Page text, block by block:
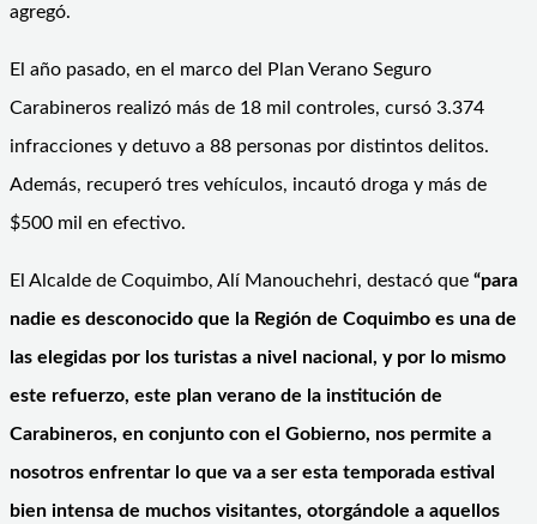
agregó.
El año pasado, en el marco del Plan Verano Seguro
Carabineros realizó más de 18 mil controles, cursó 3.374
infracciones y detuvo a 88 personas por distintos delitos.
Además, recuperó tres vehículos, incautó droga y más de
$500 mil en efectivo.
El Alcalde de Coquimbo, Alí Manouchehri, destacó que “para
nadie es desconocido que la Región de Coquimbo es una de
las elegidas por los turistas a nivel nacional, y por lo mismo
este refuerzo, este plan verano de la institución de
Carabineros, en conjunto con el Gobierno, nos permite a
nosotros enfrentar lo que va a ser esta temporada estival
bien intensa de muchos visitantes, otorgándole a aquellos